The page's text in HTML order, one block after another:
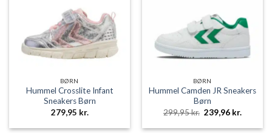
BØRN
Hummel Crosslite Infant
Sneakers Børn
279,95 kr.
BØRN
Hummel Camden JR Sneakers
Børn
299,95kr. Den
oprindelige
pris
239,96 kr.
pris